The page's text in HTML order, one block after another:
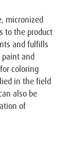
micronized
to the product
and fulfills
and
coloring
in the field
also be
of